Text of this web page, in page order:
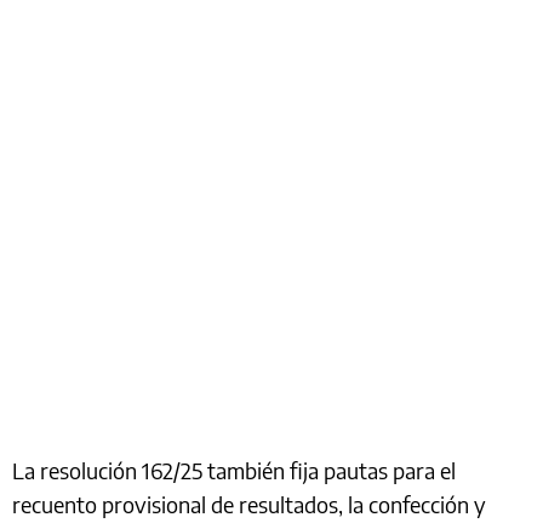
La resolución 162/25 también fija pautas para el
recuento provisional de resultados, la confección y